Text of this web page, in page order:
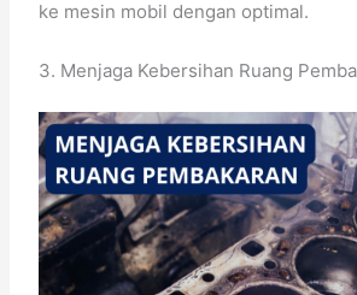
ke mesin mobil dengan optimal.
3. Menjaga Kebersihan Ruang